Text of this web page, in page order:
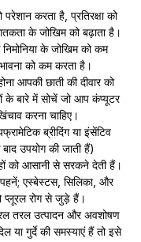
करता है, प्रतिरक्षा को
के जोखिम को बढ़ाता है।
के जोखिम को कम
को कम करता है।
आपकी छाती की दीवार को
बारे में सोचें जो आप कंप्यूटर
करना चाहिए।
ब्रीदिंग या इंसेंटिव
उपयोग की जाती हैं)
को आसानी से सरकने देती हैं।
एस्बेस्टस, सिलिका, और
प्लूरल रोग से जुड़े हैं।
तरल उत्पादन और अवशोषण
या गुर्दे की समस्याएं हैं तो इसे